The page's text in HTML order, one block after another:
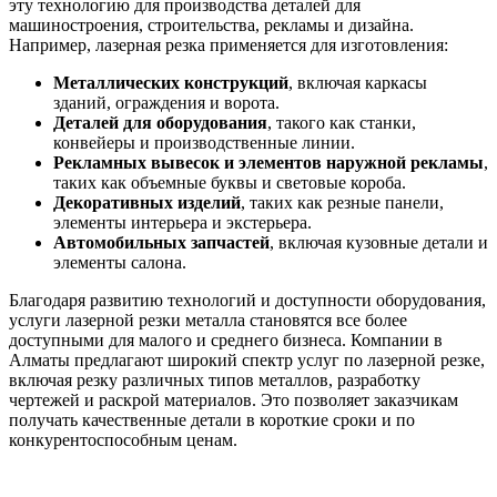
эту технологию для производства деталей для
машиностроения, строительства, рекламы и дизайна.
Например, лазерная резка применяется для изготовления:
Металлических конструкций, включая каркасы
зданий, ограждения и ворота.
Деталей для оборудования, такого как станки,
конвейеры и производственные линии.
Рекламных вывесок и элементов наружной рекламы,
таких как объемные буквы и световые короба.
Декоративных изделий, таких как резные панели,
элементы интерьера и экстерьера.
Автомобильных запчастей, включая кузовные детали и
элементы салона.
Благодаря развитию технологий и доступности оборудования,
услуги лазерной резки металла становятся все более
доступными для малого и среднего бизнеса. Компании в
Алматы предлагают широкий спектр услуг по лазерной резке,
включая резку различных типов металлов, разработку
чертежей и раскрой материалов. Это позволяет заказчикам
получать качественные детали в короткие сроки и по
конкурентоспособным ценам.